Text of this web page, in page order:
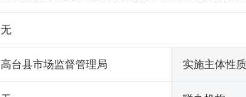
无
高台县市场监督管理局 实施主体性质